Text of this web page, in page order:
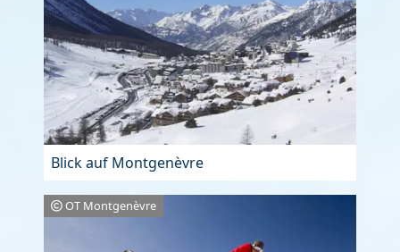
Blick auf Montgenèvre
OT Montgenèvre